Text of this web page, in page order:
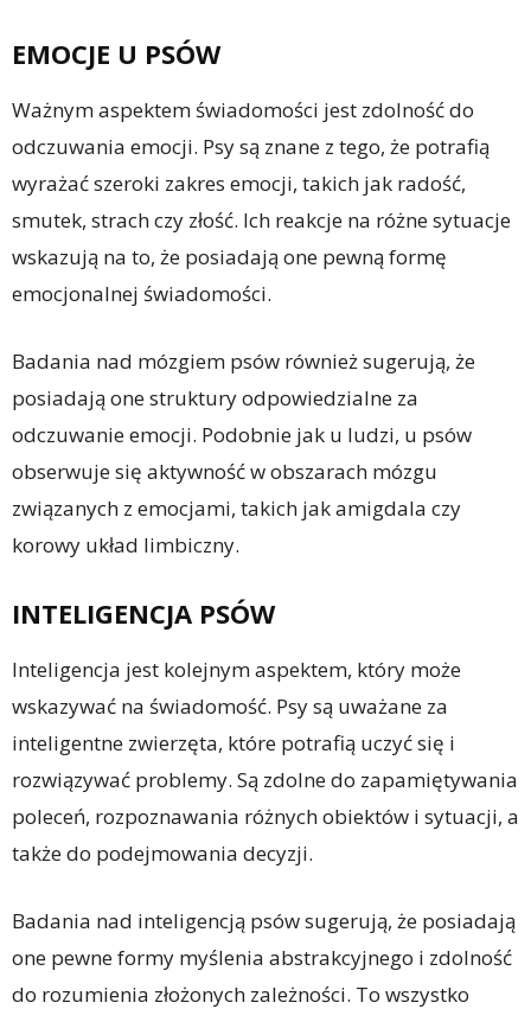
EMOCJE U PSÓW
Ważnym aspektem świadomości jest zdolność do
odczuwania emocji. Psy są znane z tego, że potrafią
wyrażać szeroki zakres emocji, takich jak radość,
smutek, strach czy złość. Ich reakcje na różne sytuacje
wskazują na to, że posiadają one pewną formę
emocjonalnej świadomości.
Badania nad mózgiem psów również sugerują, że
posiadają one struktury odpowiedzialne za
odczuwanie emocji. Podobnie jak u ludzi, u psów
obserwuje się aktywność w obszarach mózgu
związanych z emocjami, takich jak amigdala czy
korowy układ limbiczny.
INTELIGENCJA PSÓW
Inteligencja jest kolejnym aspektem, który może
wskazywać na świadomość. Psy są uważane za
inteligentne zwierzęta, które potrafią uczyć się i
rozwiązywać problemy. Są zdolne do zapamiętywania
poleceń, rozpoznawania różnych obiektów i sytuacji, a
także do podejmowania decyzji.
Badania nad inteligencją psów sugerują, że posiadają
one pewne formy myślenia abstrakcyjnego i zdolność
do rozumienia złożonych zależności. To wszystko